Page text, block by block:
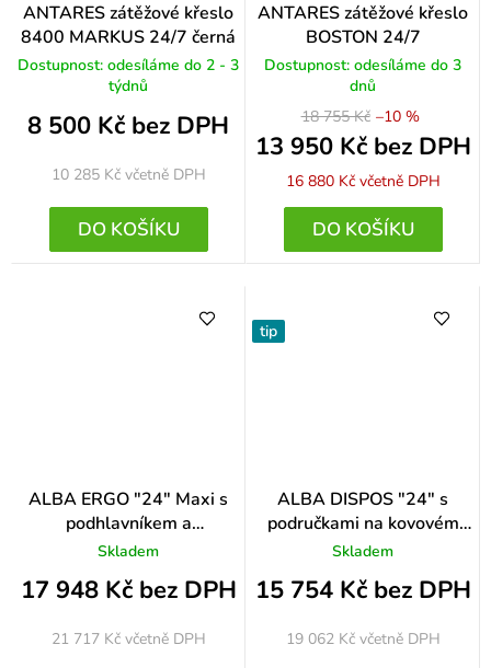
ANTARES zátěžové křeslo
8400 MARKUS 24/7 černá
Dostupnost: odesíláme do 2 - 3
týdnů
8 500 Kč bez DPH
10 285 Kč včetně DPH
DO KOŠÍKU
ANTARES zátěžové křeslo
BOSTON 24/7
Dostupnost: odesíláme do 3
dnů
18 755 Kč
13 950 Kč bez DPH
16 880 Kč včetně DPH
–10 %
DO KOŠÍKU
ALBA ERGO "24" Maxi s
podhlavníkem a
područkami na kovovém
Skladem
17 948 Kč bez DPH
21 717 Kč včetně DPH
tip
ALBA DISPOS "24" s
područkami na kovovém
kříži
Skladem
15 754 Kč bez DPH
19 062 Kč včetně DPH